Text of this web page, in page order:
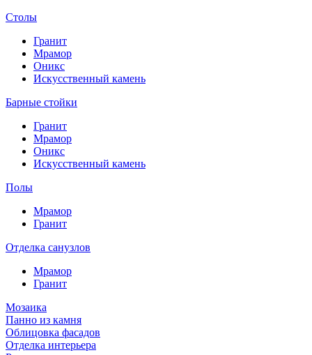
Столы
Гранит
Мрамор
Оникс
Искусственный камень
Барные стойки
Гранит
Мрамор
Оникс
Искусственный камень
Полы
Мрамор
Гранит
Отделка санузлов
Мрамор
Гранит
Мозаика
Панно из камня
Облицовка фасадов
Отделка интерьера